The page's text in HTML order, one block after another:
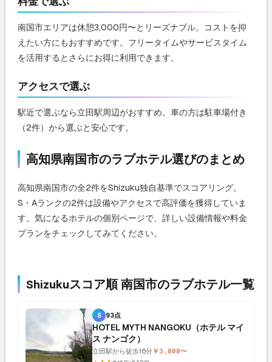
南国市エリアは休憩3,000円〜とリーズナブル。コストを抑
えたい方にもおすすめです。フリータイムやサービスタイム
を活用するとさらにお得に利用できます。
アクセスで選ぶ
駅近で選ぶなら立田駅周辺がおすすめ。車の方は駐車場付き
（2件）から選ぶと安心です。
高知県南国市のラブホテル選びのまとめ
高知県南国市の全2件をShizuku独自基準でスコアリング。
S・Aランクの2件は設備やアクセスで高評価を獲得していま
す。気になるホテルの個別ページで、詳しい設備情報や料金
プランをチェックしてみてください。
Shizukuスコア順 南国市のラブホテル一覧
S 93点
HOTEL MYTH NANGOKU（ホテル マイ
ス ナンゴク）
立田駅から徒歩16分￥3,000〜